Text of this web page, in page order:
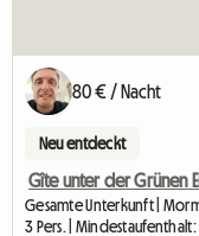
80 € / Nacht
Neu entdeckt
Gîte unter der Grünen
Gesamte Unterkunft |
3 Pers. | Mindestaufenthalt: